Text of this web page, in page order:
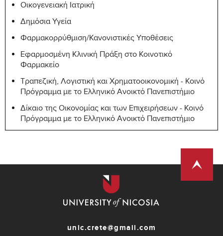
Οικογενειακή Ιατρική
Δημόσια Υγεία
Φαρμακορρύθμιση/Κανονιστικές Υποθέσεις
Εφαρμοσμένη Κλινική Πράξη στο Κοινοτικό
Φαρμακείο
Τραπεζική, Λογιστική και Χρηματοοικονομική - Κοινό
Πρόγραμμα με το Ελληνικό Ανοικτό Πανεπιστήμιο
Δίκαιο της Οικονομίας και των Επιχειρήσεων - Κοινό
Πρόγραμμα με το Ελληνικό Ανοικτό Πανεπιστήμιο
unic.crete@gmail.com